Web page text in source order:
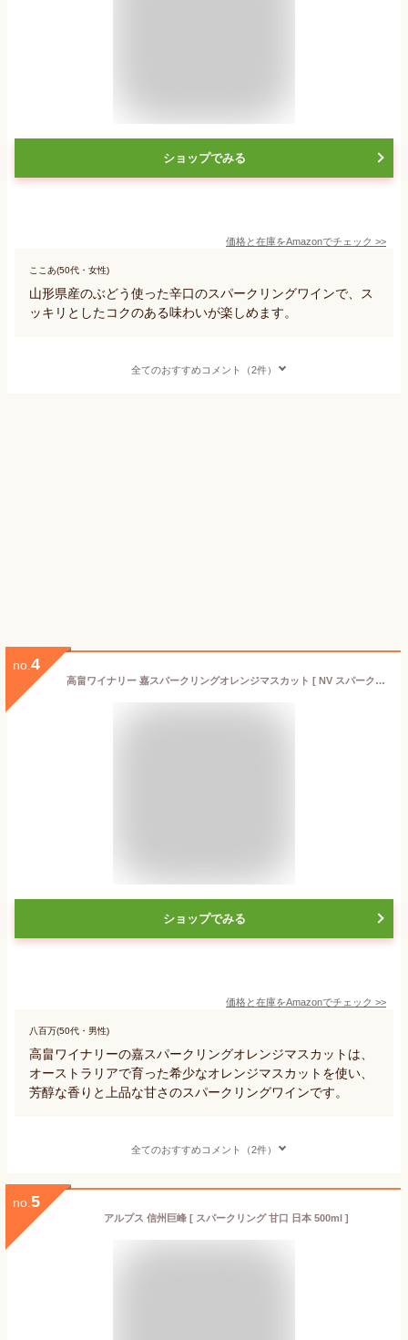
ショップでみる
価格と在庫をAmazonでチェック >>
ここあ(50代・女性)
山形県産のぶどう使った辛口のスパークリングワインで、ス
ッキリとしたコクのある味わいが楽しめます。
全てのおすすめコメント（2件）
no. 4
高畠ワイナリー 嘉スパークリングオレンジマスカット [ NV スパークリング 甘口 日本 200ml ]
ショップでみる
価格と在庫をAmazonでチェック >>
八百万(50代・男性)
高畠ワイナリーの嘉スパークリングオレンジマスカットは、
オーストラリアで育った希少なオレンジマスカットを使い、
芳醇な香りと上品な甘さのスパークリングワインです。
全てのおすすめコメント（2件）
no. 5
アルプス 信州巨峰 [ スパークリング 甘口 日本 500ml ]